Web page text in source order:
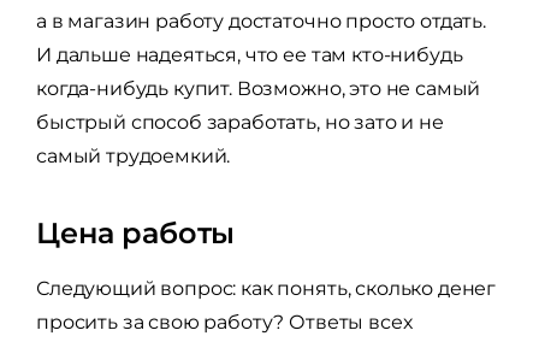
а в магазин работу достаточно просто отдать.
И дальше надеяться, что ее там кто-нибудь
когда-нибудь купит. Возможно, это не самый
быстрый способ заработать, но зато и не
самый трудоемкий.
Цена работы
Следующий вопрос: как понять, сколько денег
просить за свою работу? Ответы всех